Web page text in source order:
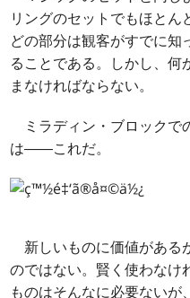
リングのセットでもほと
どの部分は観客がすでに知
ることである。しかし、何
まなければならない。
ミラディン・ブロックで
は――これだ。
新しいものに価値がある
のではない。賢く使わなけ
ものはそんなに必要ない